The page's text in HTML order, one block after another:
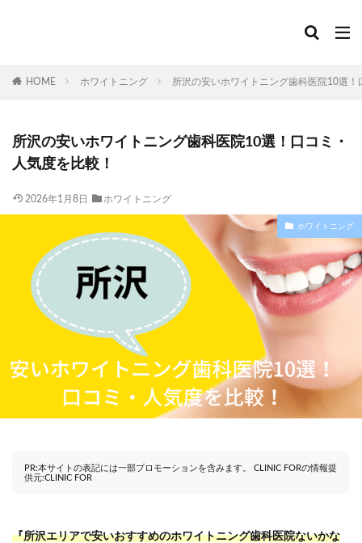
HOME ホワイトニング 所沢の安いホワイトニング歯科医院10選！
所沢の安いホワイトニング歯科医院10選！口コミ・
人気度を比較！
2026年1月8日 ホワイトニング
ホワイトニング
PR:本サイトの表記には一部プロモーションを含みます。 CLINIC FORの情報提
供元:CLINIC FOR
『所沢エリアで安いおすすめのホワイトニング歯科医院ないかな